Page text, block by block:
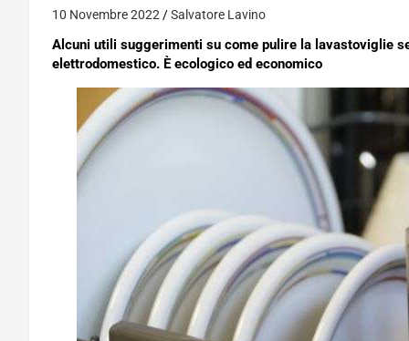
10 Novembre 2022 Salvatore Lavino
Alcuni utili suggerimenti su come pulire la lavastoviglie
elettrodomestico. È ecologico ed economico